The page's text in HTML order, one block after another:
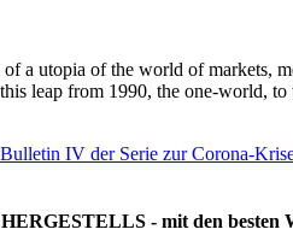
a utopia of the world of
leap from 1990, the one-world,
IV der Serie zur Corona-
- mit den besten